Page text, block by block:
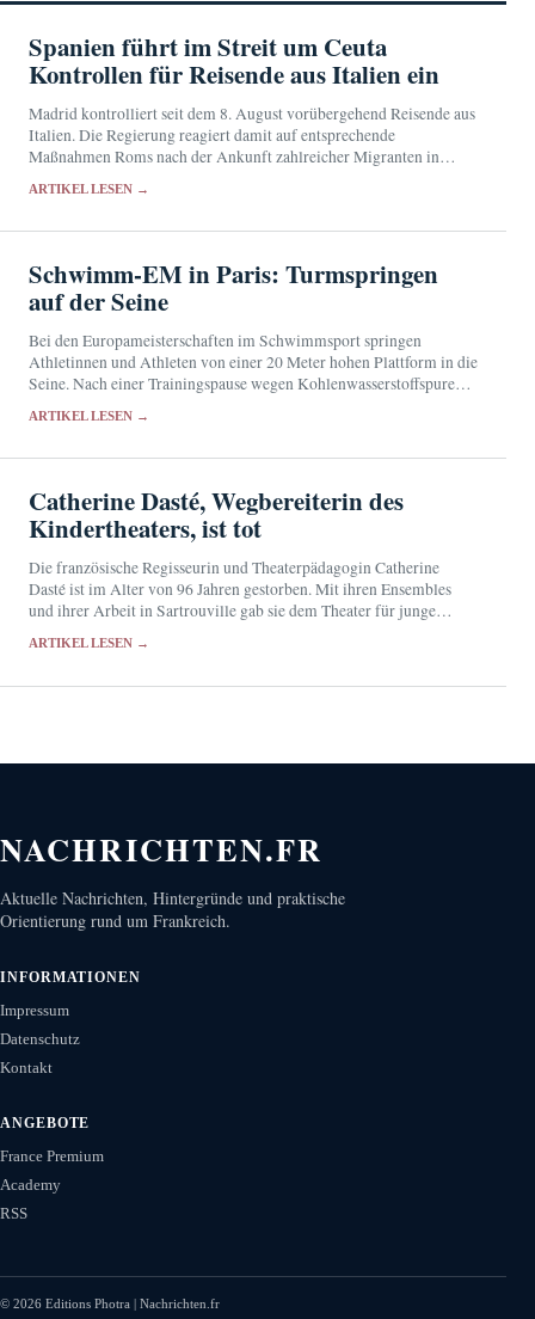
Spanien führt im Streit um Ceuta
Kontrollen für Reisende aus Italien ein
Madrid kontrolliert seit dem 8. August vorübergehend Reisende aus
Italien. Die Regierung reagiert damit auf entsprechende
Maßnahmen Roms nach der Ankunft zahlreicher Migranten in
ARTIKEL LESEN →
Schwimm-EM in Paris: Turmspringen
auf der Seine
Bei den Europameisterschaften im Schwimmsport springen
Athletinnen und Athleten von einer 20 Meter hohen Plattform in die
Seine. Nach einer Trainingspause wegen Kohlenwasserstoffspuren
ARTIKEL LESEN →
Catherine Dasté, Wegbereiterin des
Kindertheaters, ist tot
Die französische Regisseurin und Theaterpädagogin Catherine
Dasté ist im Alter von 96 Jahren gestorben. Mit ihren Ensembles
und ihrer Arbeit in Sartrouville gab sie dem Theater für junge
ARTIKEL LESEN →
NACHRICHTEN.FR
Aktuelle Nachrichten, Hintergründe und praktische
Orientierung rund um Frankreich.
INFORMATIONEN
Impressum
Datenschutz
Kontakt
ANGEBOTE
France Premium
Academy
RSS
© 2026 Editions Photra | Nachrichten.fr